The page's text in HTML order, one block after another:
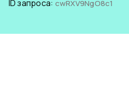
ID запроса: cwRXV9NgO8c1